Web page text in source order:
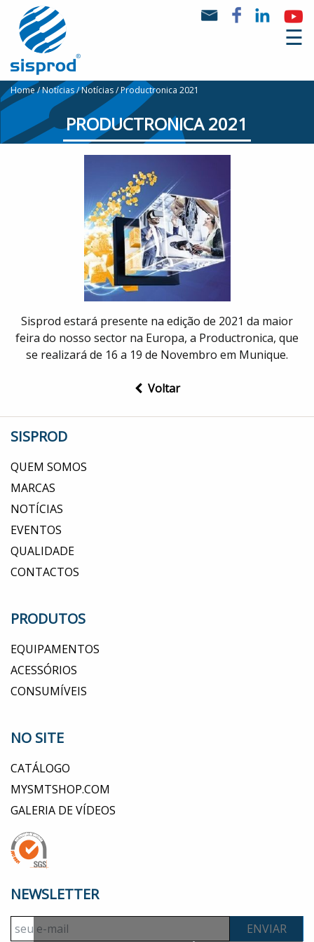
Quem
Produtos
Eventos
Qualidade
de
Vídeos
Contactos
☰
Home Notícias Notícias Productronica 2021
PRODUCTRONICA 2021
Sisprod estará presente na edição de 2021 da maior
feira do nosso sector na Europa, a Productronica, que
se realizará de 16 a 19 de Novembro em Munique.
Voltar
SISPROD
QUEM SOMOS
MARCAS
NOTÍCIAS
EVENTOS
QUALIDADE
CONTACTOS
PRODUTOS
EQUIPAMENTOS
ACESSÓRIOS
CONSUMÍVEIS
NO SITE
CATÁLOGO
MYSMTSHOP.COM
GALERIA DE VÍDEOS
NEWSLETTER
ENVIAR